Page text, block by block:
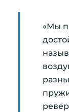
«Мы